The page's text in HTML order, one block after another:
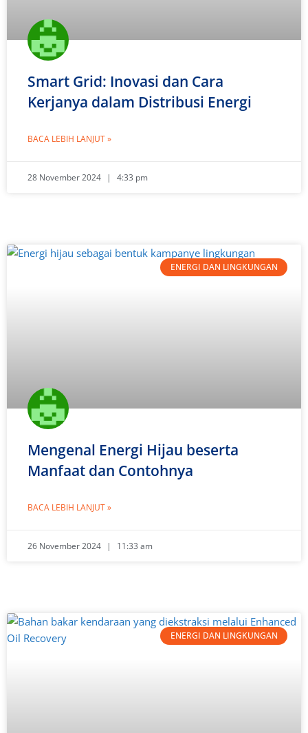
Smart Grid: Inovasi dan Cara
Kerjanya dalam Distribusi Energi
BACA LEBIH LANJUT »
28 November 2024 4:33 pm
ENERGI DAN LINGKUNGAN
Mengenal Energi Hijau beserta
Manfaat dan Contohnya
BACA LEBIH LANJUT »
26 November 2024 11:33 am
ENERGI DAN LINGKUNGAN